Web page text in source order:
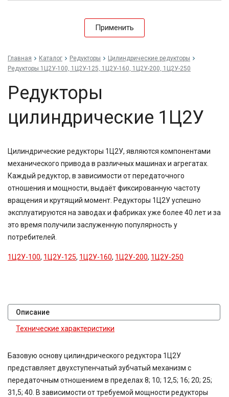
Применить
Главная Каталог Редукторы
Цилиндрические редукторы
Редукторы 1Ц2У-100, 1Ц2У-125, 1Ц2У-160, 1Ц2У-200, 1Ц2У-250
Редукторы
цилиндрические 1Ц2У
Цилиндрические редукторы 1Ц2У, являются компонентами
механического привода в различных машинах и агрегатах.
Каждый редуктор, в зависимости от передаточного
отношения и мощности, выдаёт фиксированную частоту
вращения и крутящий момент. Редукторы 1Ц2У успешно
эксплуатируются на заводах и фабриках уже более 40 лет и за
это время получили заслуженную популярность у
потребителей.
1Ц2У-100, 1Ц2У-125, 1Ц2У-160, 1Ц2У-200, 1Ц2У-250
Описание
Технические характеристики
Базовую основу цилиндрического редуктора 1Ц2У
представляет двухступенчатый зубчатый механизм с
передаточным отношением в пределах 8; 10; 12,5; 16; 20; 25;
31,5; 40. В зависимости от требуемой мощности редукторы